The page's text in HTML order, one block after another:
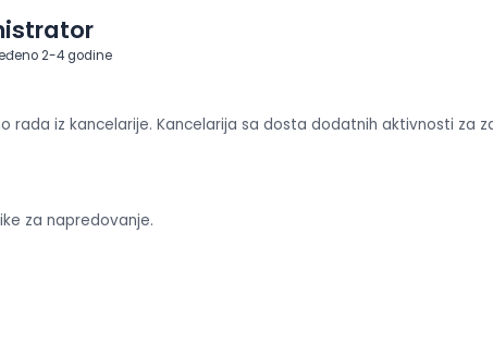
2-4 godine
rada iz kancelarije. Kancelarija sa dosta dodatnih aktivnosti za
za napredovanje.